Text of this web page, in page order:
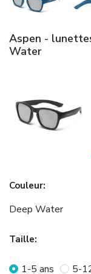
Aspen -
Water
Couleur:
Deep Water
Taille:
1-5 ans 5-